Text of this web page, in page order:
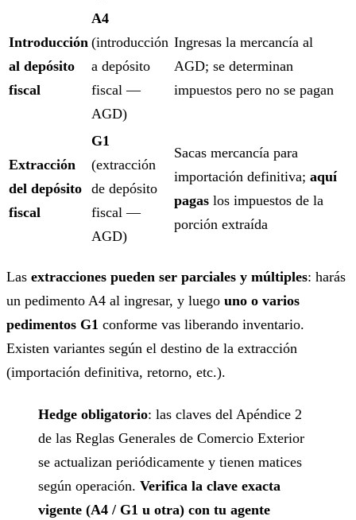
Introducción
al depósito
fiscal
A4
(introducción
a depósito
fiscal —
AGD)
Ingresas la mercancía al
AGD; se determinan
impuestos pero no se pagan
Extracción
del depósito
fiscal
G1
(extracción
de depósito
fiscal —
AGD)
Sacas mercancía para
importación definitiva; aquí
pagas los impuestos de la
porción extraída
Las extracciones pueden ser parciales y múltiples: harás
un pedimento A4 al ingresar, y luego uno o varios
pedimentos G1 conforme vas liberando inventario.
Existen variantes según el destino de la extracción
(importación definitiva, retorno, etc.).
Hedge obligatorio: las claves del Apéndice 2
de las Reglas Generales de Comercio Exterior
se actualizan periódicamente y tienen matices
según operación. Verifica la clave exacta
vigente (A4 / G1 u otra) con tu agente